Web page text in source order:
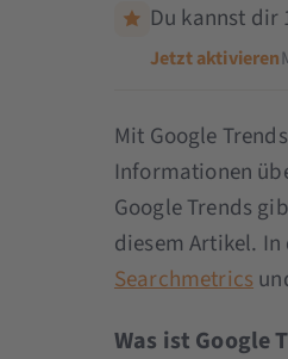
Du kannst dir
Jetzt aktivieren
Mit Google
Informationen
Google Trends
diesem Artikel.
Searchmetrics
Was ist Google